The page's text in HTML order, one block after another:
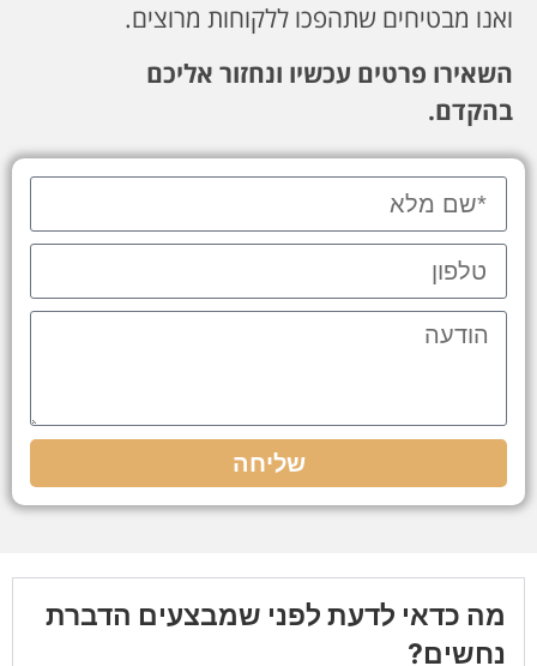
ואנו מבטיחים שתהפכו ללקוחות מרוצים.
השאירו פרטים עכשיו ונחזור אליכם
בהקדם.
שליחה
מה כדאי לדעת לפני שמבצעים הדברת
נחשים?